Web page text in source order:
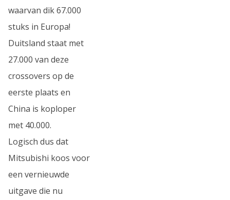
waarvan dik 67.000
stuks in Europa!
Duitsland staat met
27.000 van deze
crossovers op de
eerste plaats en
China is koploper
met 40.000.
Logisch dus dat
Mitsubishi koos voor
een vernieuwde
uitgave die nu